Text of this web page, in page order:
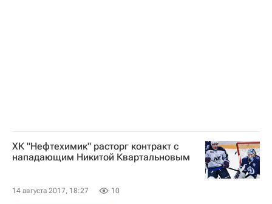
ХК "Нефтехимик" расторг контракт с
нападающим Никитой Квартальновым
14 августа 2017, 18:27 10